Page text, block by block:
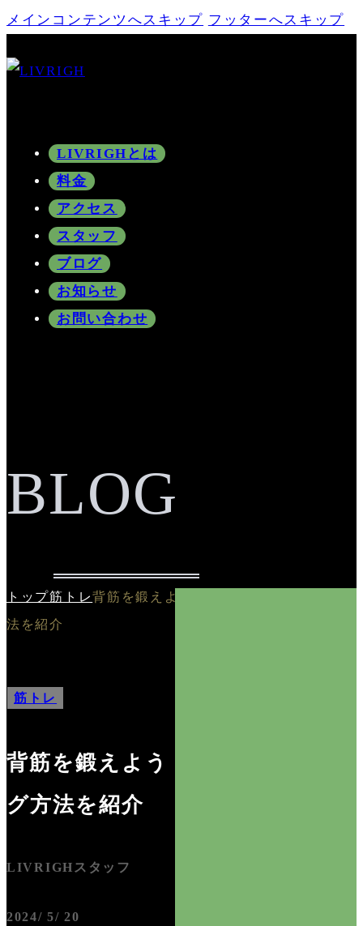
メインコンテンツへスキップ フッターへスキップ
LIVRIGHとは
料金
アクセス
スタッフ
ブログ
お知らせ
お問い合わせ
BLOG
トップ筋トレ背筋を鍛えよう！トレーニング方
法を紹介
筋トレ
背筋を鍛えよう！トレーニン
グ方法を紹介
LIVRIGHスタッフ
2024/ 5/ 20